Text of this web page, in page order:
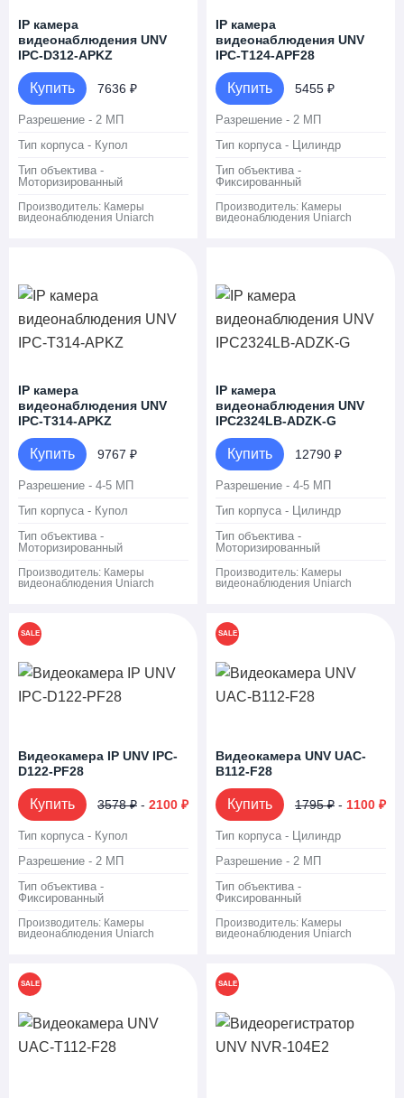
IP камера
видеонаблюдения UNV
IPC-D312-APKZ
Купить 7636 ₽
Разрешение - 2 МП
Тип корпуса - Купол
Тип объектива -
Моторизированный
Производитель: Камеры
видеонаблюдения Uniarch
IP камера
видеонаблюдения UNV
IPC-T124-APF28
Купить 5455 ₽
Разрешение - 2 МП
Тип корпуса - Цилиндр
Тип объектива -
Фиксированный
Производитель: Камеры
видеонаблюдения Uniarch
IP камера
видеонаблюдения UNV
IPC-T314-APKZ
Купить 9767 ₽
Разрешение - 4-5 МП
Тип корпуса - Купол
Тип объектива -
Моторизированный
Производитель: Камеры
видеонаблюдения Uniarch
IP камера
видеонаблюдения UNV
IPC2324LB-ADZK-G
Купить 12790 ₽
Разрешение - 4-5 МП
Тип корпуса - Цилиндр
Тип объектива -
Моторизированный
Производитель: Камеры
видеонаблюдения Uniarch
SALE
Видеокамера IP UNV IPC-
D122-PF28
Купить 3578 ₽ - 2100 ₽
Тип корпуса - Купол
Разрешение - 2 МП
Тип объектива -
Фиксированный
Производитель: Камеры
видеонаблюдения Uniarch
SALE
Видеокамера UNV UAC-
B112-F28
Купить 1795 ₽ - 1100 ₽
Тип корпуса - Цилиндр
Разрешение - 2 МП
Тип объектива -
Фиксированный
Производитель: Камеры
видеонаблюдения Uniarch
SALE SALE